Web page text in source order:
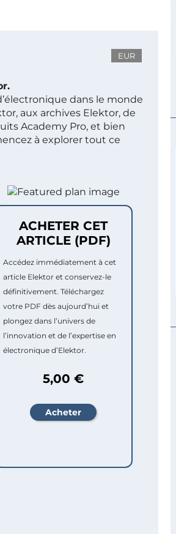
EUR
dans le monde
aux archives Elektor, de
Academy Pro, et bien
à explorer tout ce
ACHETER CET
ARTICLE (PDF)
Accédez immédiatement à cet
article Elektor et conservez-le
définitivement. Téléchargez
votre PDF dès aujourd’hui et
plongez dans l’univers de
l’innovation et de l’expertise en
électronique d’Elektor.
5,00 €